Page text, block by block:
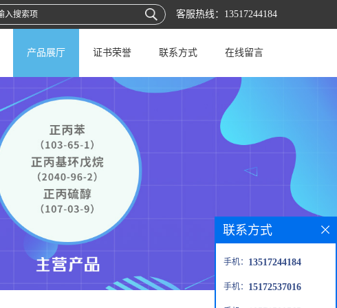
客服热线： 13517244184
产品展厅 证书荣誉 联系方式 在线留言
联系方式
手机： 13517244184
手机： 15172537016